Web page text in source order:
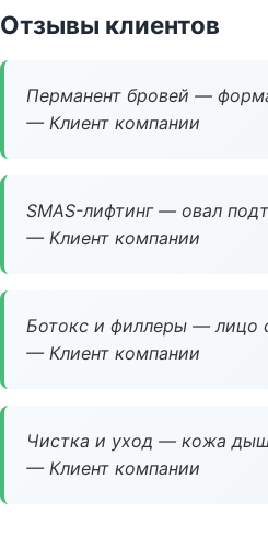
Отзывы клиентов
Перманент бровей —
— Клиент компании
SMAS-лифтинг — овал
— Клиент компании
Ботокс и филлеры — лицо
— Клиент компании
Чистка и уход — кожа
— Клиент компании